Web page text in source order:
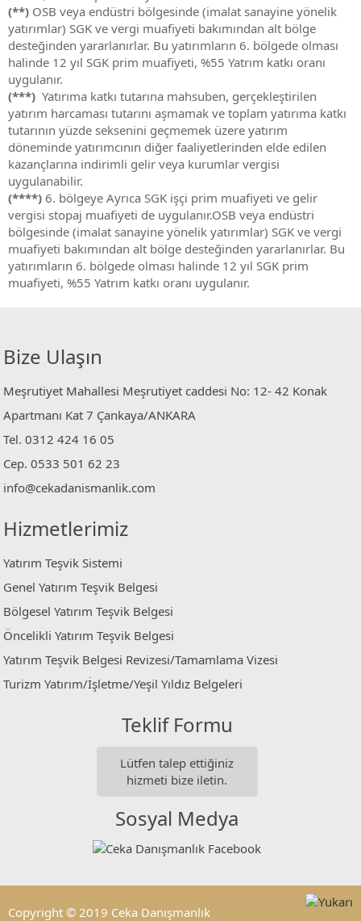
(**) OSB veya endüstri bölgesinde (imalat sanayine yönelik
yatırımlar) SGK ve vergi muafiyeti bakımından alt bölge
desteğinden yararlanırlar. Bu yatırımların 6. bölgede olması
halinde 12 yıl SGK prim muafiyeti, %55 Yatrım katkı oranı
uygulanır.
(***) Yatırıma katkı tutarına mahsuben, gerçekleştirilen
yatırım harcaması tutarını aşmamak ve toplam yatırıma katkı
tutarının yüzde seksenini geçmemek üzere yatırım
döneminde yatırımcının diğer faaliyetlerinden elde edilen
kazançlarına indirimli gelir veya kurumlar vergisi
uygulanabilir.
(****) 6. bölgeye Ayrıca SGK işçi prim muafiyeti ve gelir
vergisi stopaj muafiyeti de uygulanır.OSB veya endüstri
bölgesinde (imalat sanayine yönelik yatırımlar) SGK ve vergi
muafiyeti bakımından alt bölge desteğinden yararlanırlar. Bu
yatırımların 6. bölgede olması halinde 12 yıl SGK prim
muafiyeti, %55 Yatrım katkı oranı uygulanır.
Bize Ulaşın
Meşrutiyet Mahallesi Meşrutiyet caddesi No: 12- 42 Konak
Apartmanı Kat 7 Çankaya/ANKARA
Tel. 0312 424 16 05
Cep. 0533 501 62 23
info@cekadanismanlik.com
Hizmetlerimiz
Yatırım Teşvik Sistemi
Genel Yatırım Teşvik Belgesi
Bölgesel Yatırım Teşvik Belgesi
Öncelikli Yatırım Teşvik Belgesi
Yatırım Teşvik Belgesi Revizesi/Tamamlama Vizesi
Turizm Yatırım/İşletme/Yeşil Yıldız Belgeleri
Teklif Formu
Lütfen talep ettiğiniz
hizmeti bize iletin.
Sosyal Medya
Copyright © 2019 Ceka Danışmanlık